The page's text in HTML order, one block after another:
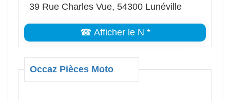
39 Rue Charles Vue, 54300 Lunéville
☎ Afficher le N *
Occaz Pièces Moto